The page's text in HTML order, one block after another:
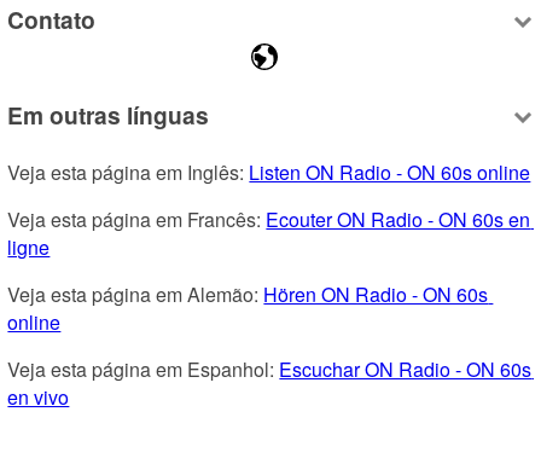
Contato
Em outras línguas
Veja esta página em Inglês: Listen ON Radio - ON 60s online
Veja esta página em Francês: Ecouter ON Radio - ON 60s en
ligne
Veja esta página em Alemão: Hören ON Radio - ON 60s
online
Veja esta página em Espanhol: Escuchar ON Radio - ON 60s
en vivo